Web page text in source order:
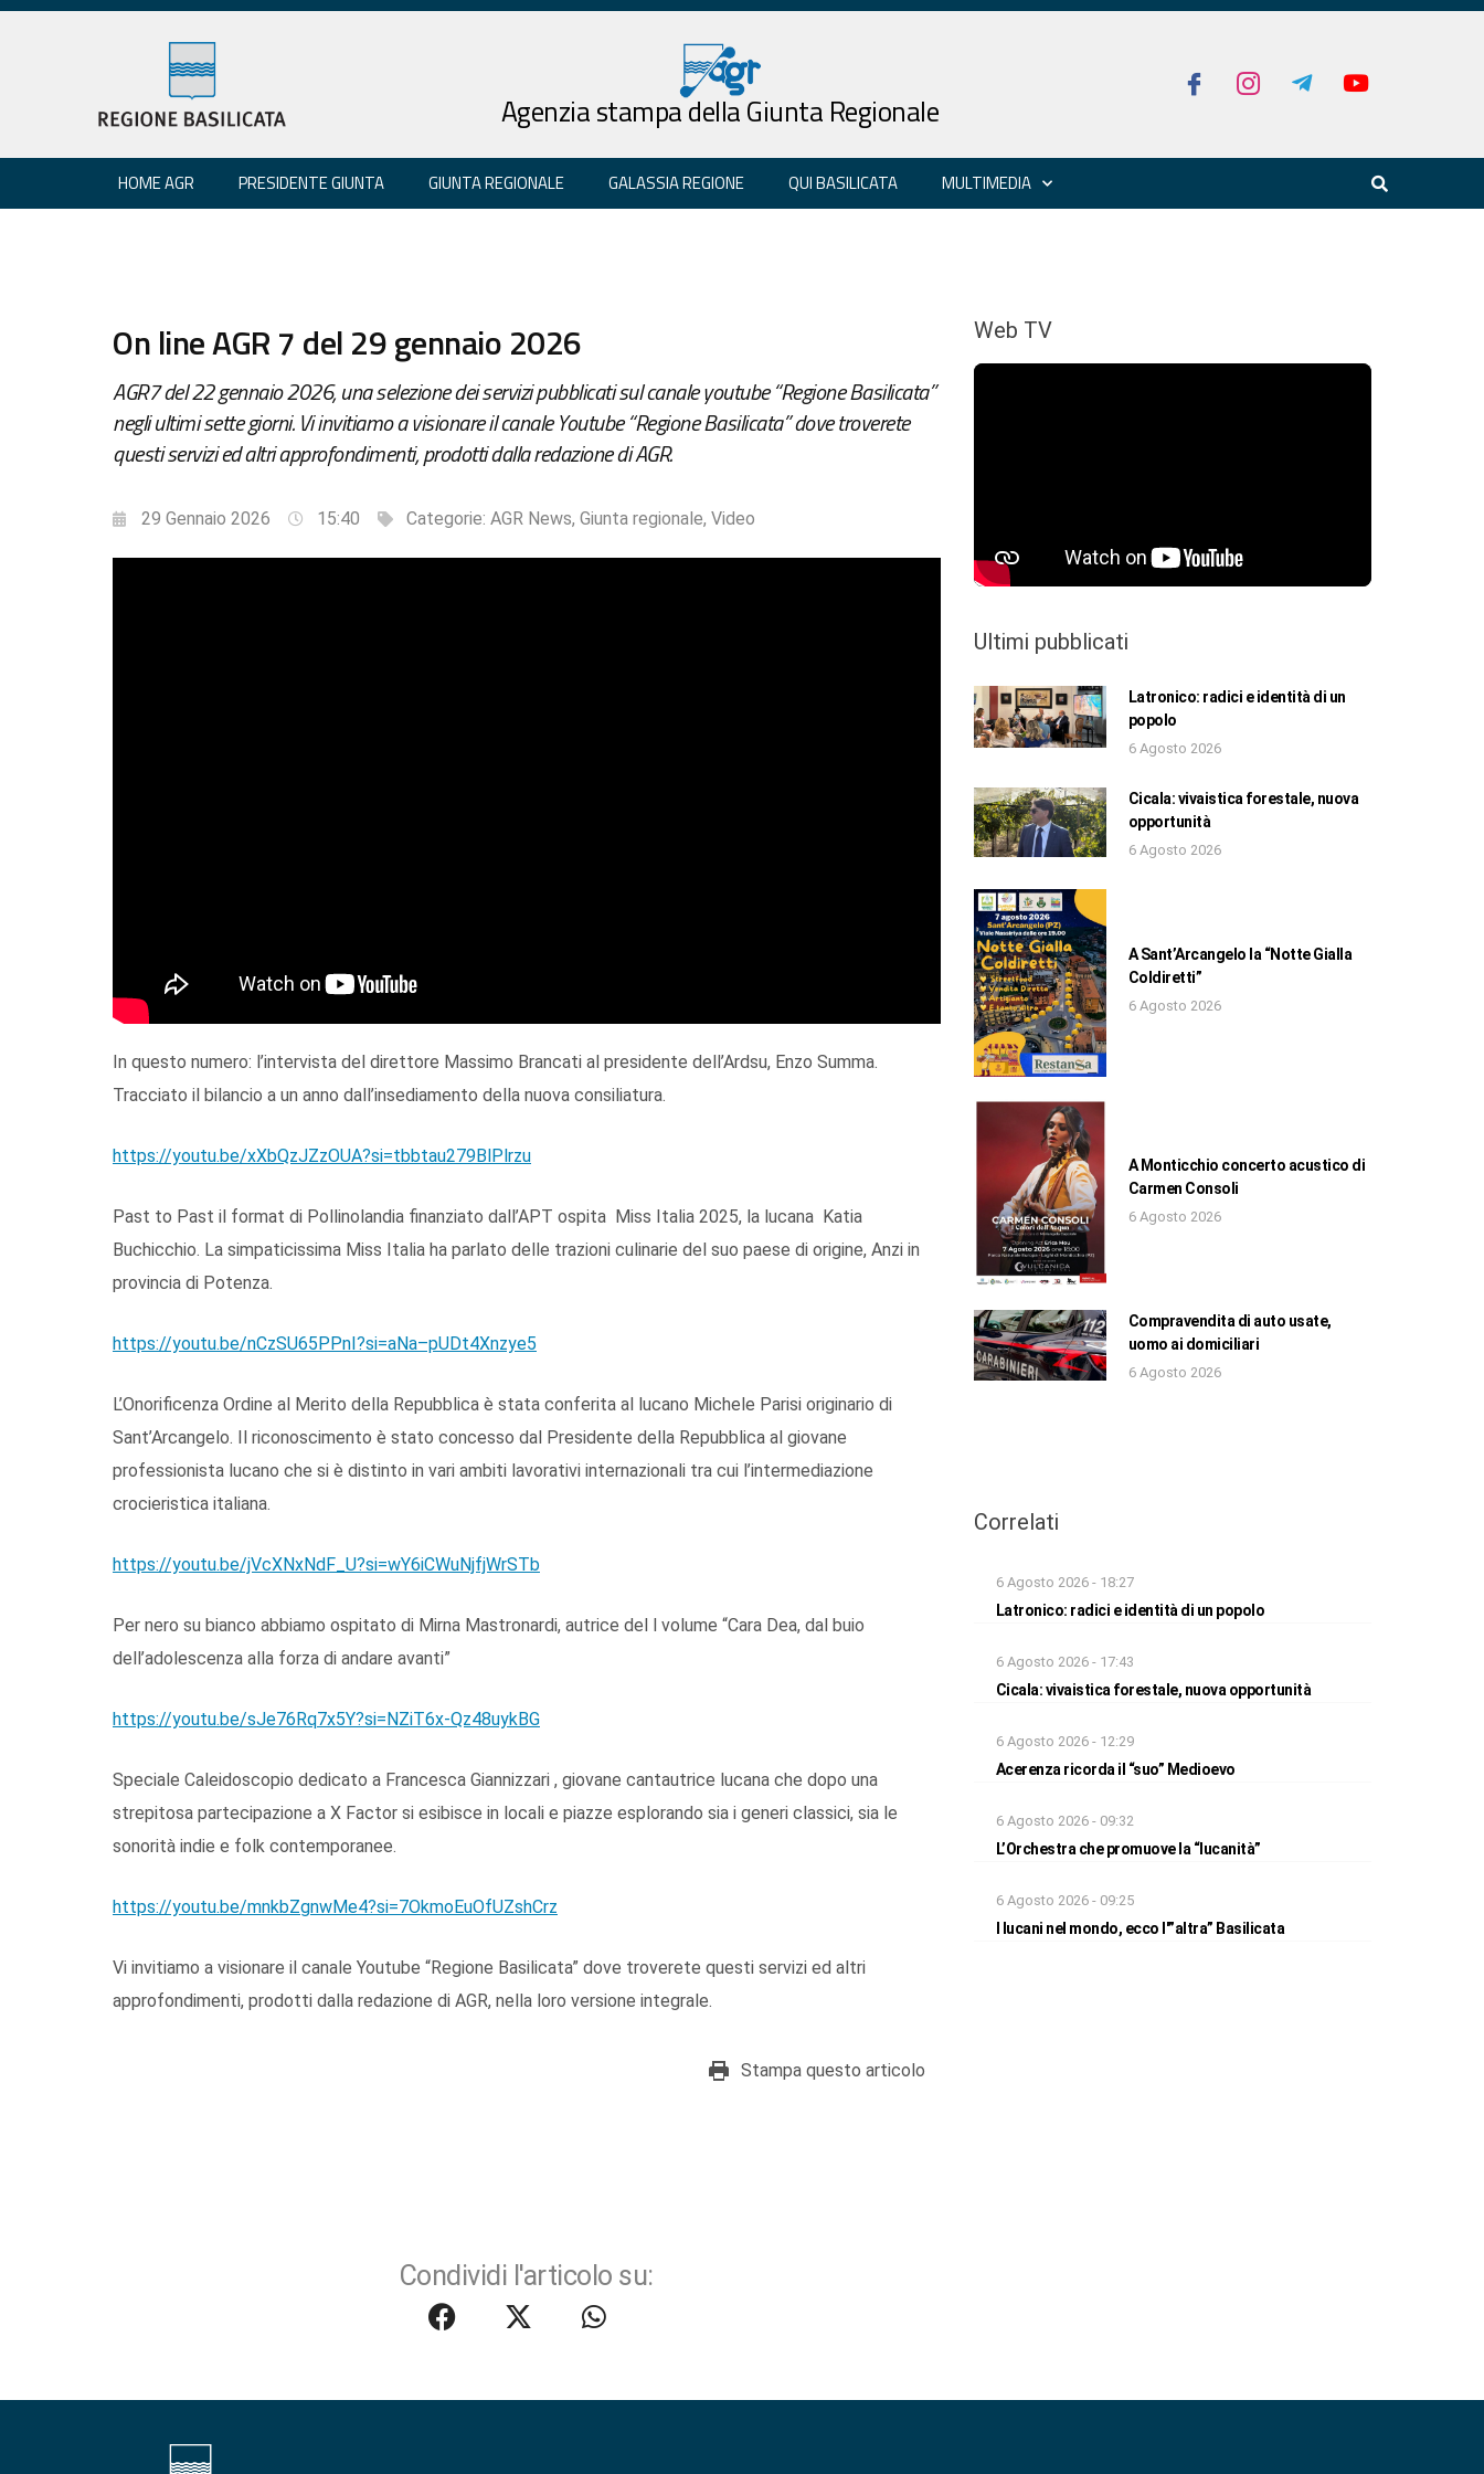
Agenzia stampa della Giunta Regionale
HOME AGR PRESIDENTE GIUNTA GIUNTA REGIONALE GALASSIA REGIONE QUI BASILICATA MULTIMEDIA
On line AGR 7 del 29 gennaio 2026
AGR7 del 22 gennaio 2026, una selezione dei servizi pubblicati sul canale youtube “Regione Basilicata”
negli ultimi sette giorni. Vi invitiamo a visionare il canale Youtube “Regione Basilicata” dove troverete
questi servizi ed altri approfondimenti, prodotti dalla redazione di AGR.
29 Gennaio 2026 15:40 Categorie: AGR News, Giunta regionale, Video
In questo numero: l’intervista del direttore Massimo Brancati al presidente dell’Ardsu, Enzo Summa.
Tracciato il bilancio a un anno dall’insediamento della nuova consiliatura.
https://youtu.be/xXbQzJZzOUA?si=tbbtau279BlPlrzu
Past to Past il format di Pollinolandia finanziato dall’APT ospita Miss Italia 2025, la lucana Katia
Buchicchio. La simpaticissima Miss Italia ha parlato delle trazioni culinarie del suo paese di origine, Anzi in
provincia di Potenza.
https://youtu.be/nCzSU65PPnI?si=aNa–pUDt4Xnzye5
L’Onorificenza Ordine al Merito della Repubblica è stata conferita al lucano Michele Parisi originario di
Sant’Arcangelo. Il riconoscimento è stato concesso dal Presidente della Repubblica al giovane
professionista lucano che si è distinto in vari ambiti lavorativi internazionali tra cui l’intermediazione
crocieristica italiana.
https://youtu.be/jVcXNxNdF_U?si=wY6iCWuNjfjWrSTb
Per nero su bianco abbiamo ospitato di Mirna Mastronardi, autrice del l volume “Cara Dea, dal buio
dell’adolescenza alla forza di andare avanti”
https://youtu.be/sJe76Rq7x5Y?si=NZiT6x-Qz48uykBG
Speciale Caleidoscopio dedicato a Francesca Giannizzari , giovane cantautrice lucana che dopo una
strepitosa partecipazione a X Factor si esibisce in locali e piazze esplorando sia i generi classici, sia le
sonorità indie e folk contemporanee.
https://youtu.be/mnkbZgnwMe4?si=7OkmoEuOfUZshCrz
Vi invitiamo a visionare il canale Youtube “Regione Basilicata” dove troverete questi servizi ed altri
approfondimenti, prodotti dalla redazione di AGR, nella loro versione integrale.
Stampa questo articolo
Condividi l'articolo su:
Web TV
Ultimi pubblicati
Latronico: radici e identità di un
popolo
6 Agosto 2026
Cicala: vivaistica forestale, nuova
opportunità
6 Agosto 2026
A Sant’Arcangelo la “Notte Gialla
Coldiretti”
6 Agosto 2026
A Monticchio concerto acustico di
Carmen Consoli
6 Agosto 2026
Compravendita di auto usate,
uomo ai domiciliari
6 Agosto 2026
Correlati
6 Agosto 2026 - 18:27
Latronico: radici e identità di un popolo
6 Agosto 2026 - 17:43
Cicala: vivaistica forestale, nuova opportunità
6 Agosto 2026 - 12:29
Acerenza ricorda il “suo” Medioevo
6 Agosto 2026 - 09:32
L’Orchestra che promuove la “lucanità”
6 Agosto 2026 - 09:25
I lucani nel mondo, ecco l'”altra” Basilicata